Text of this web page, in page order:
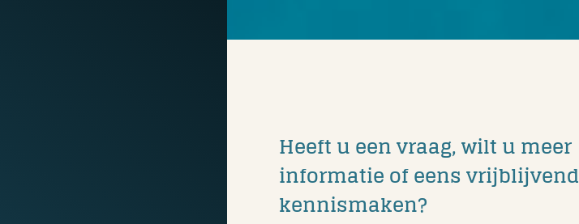
Heeft u een vraag, wilt u meer
informatie of eens vrijblijvend
kennismaken?